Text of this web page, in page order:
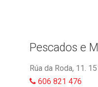
Pescados e
Rúa da Roda, 11.
606 821 476